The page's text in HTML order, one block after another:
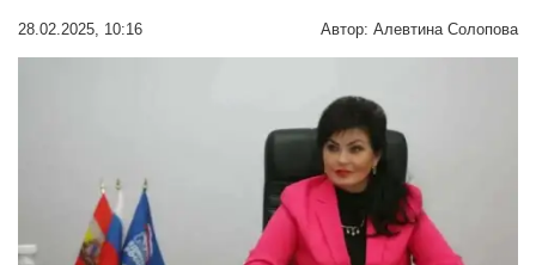
28.02.2025, 10:16 Автор: Алевтина Солопова